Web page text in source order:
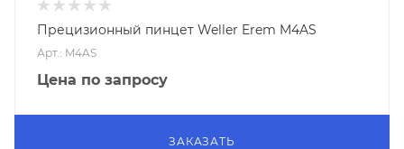
Прецизионный пинцет Weller Erem M4AS
Арт.: M4AS
Цена по запросу
ЗАКАЗАТЬ